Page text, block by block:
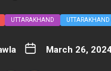
UTTARAKHAND
March 26,